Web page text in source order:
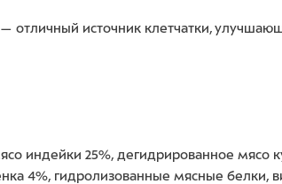
отличный источник клетчатки,
индейки 25%, дегидрированное мясо
4%, гидролизованные мясные белки,